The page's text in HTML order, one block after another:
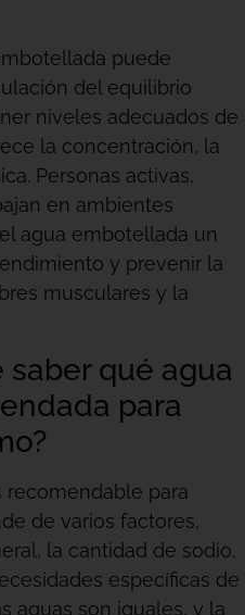
puede
del equilibrio
niveles adecuados de
la concentración, la
Personas activas,
en ambientes
agua embotellada un
y prevenir la
musculares y la
saber qué agua
para
recomendable para
de varios factores,
la cantidad de sodio,
específicas de
aguas son iguales, y la